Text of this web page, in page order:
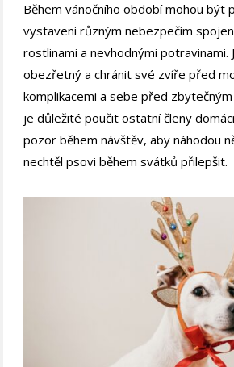
Během vánočního období mohou být
vystaveni různým nebezpečím
rostlinami a nevhodnými potravinami.
obezřetný a chránit své zvíře před
komplikacemi a sebe před
je důležité poučit ostatní členy
pozor během návštěv, aby náhodou
nechtěl psovi během svátků přilepšit.